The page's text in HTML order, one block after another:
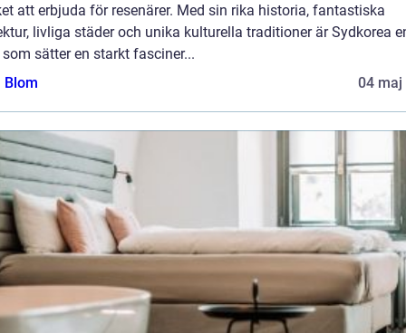
att erbjuda för resenärer. Med sin rika historia, fantastiska
livliga städer och unika kulturella traditioner är Sydkorea
sätter en starkt fasciner...
Blom
04 maj